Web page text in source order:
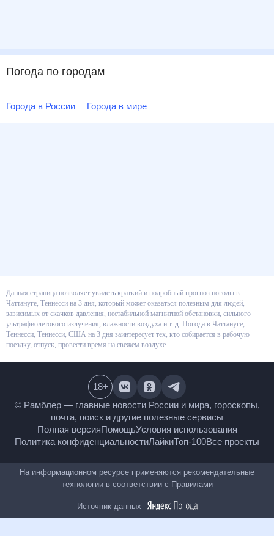
Погода по городам
Города в России Города в мире
Данная страница позволяет увидеть краткий и подробный прогноз
погоды в Чаттануге, Теннесси на 3 дня, который может оказаться
полезным для людей, зависимых от скачков давления, нестабильной
магнитной обстановки, сильного ультрафиолетового излучения,
влажности воздуха и т. д. Погода в Чаттануге, Теннесси, Теннесси, США на
3 дня заинтересует тех, кто собирается в рабочую поездку, отпуск,
© Рамблер — главные новости России и мира,
гороскопы, почта, поиск и другие полезные сервисы
Полная версияПомощьУсловия использования
Все проекты
18+
На информационном ресурсе применяются
рекомендательные технологии в соответствии с